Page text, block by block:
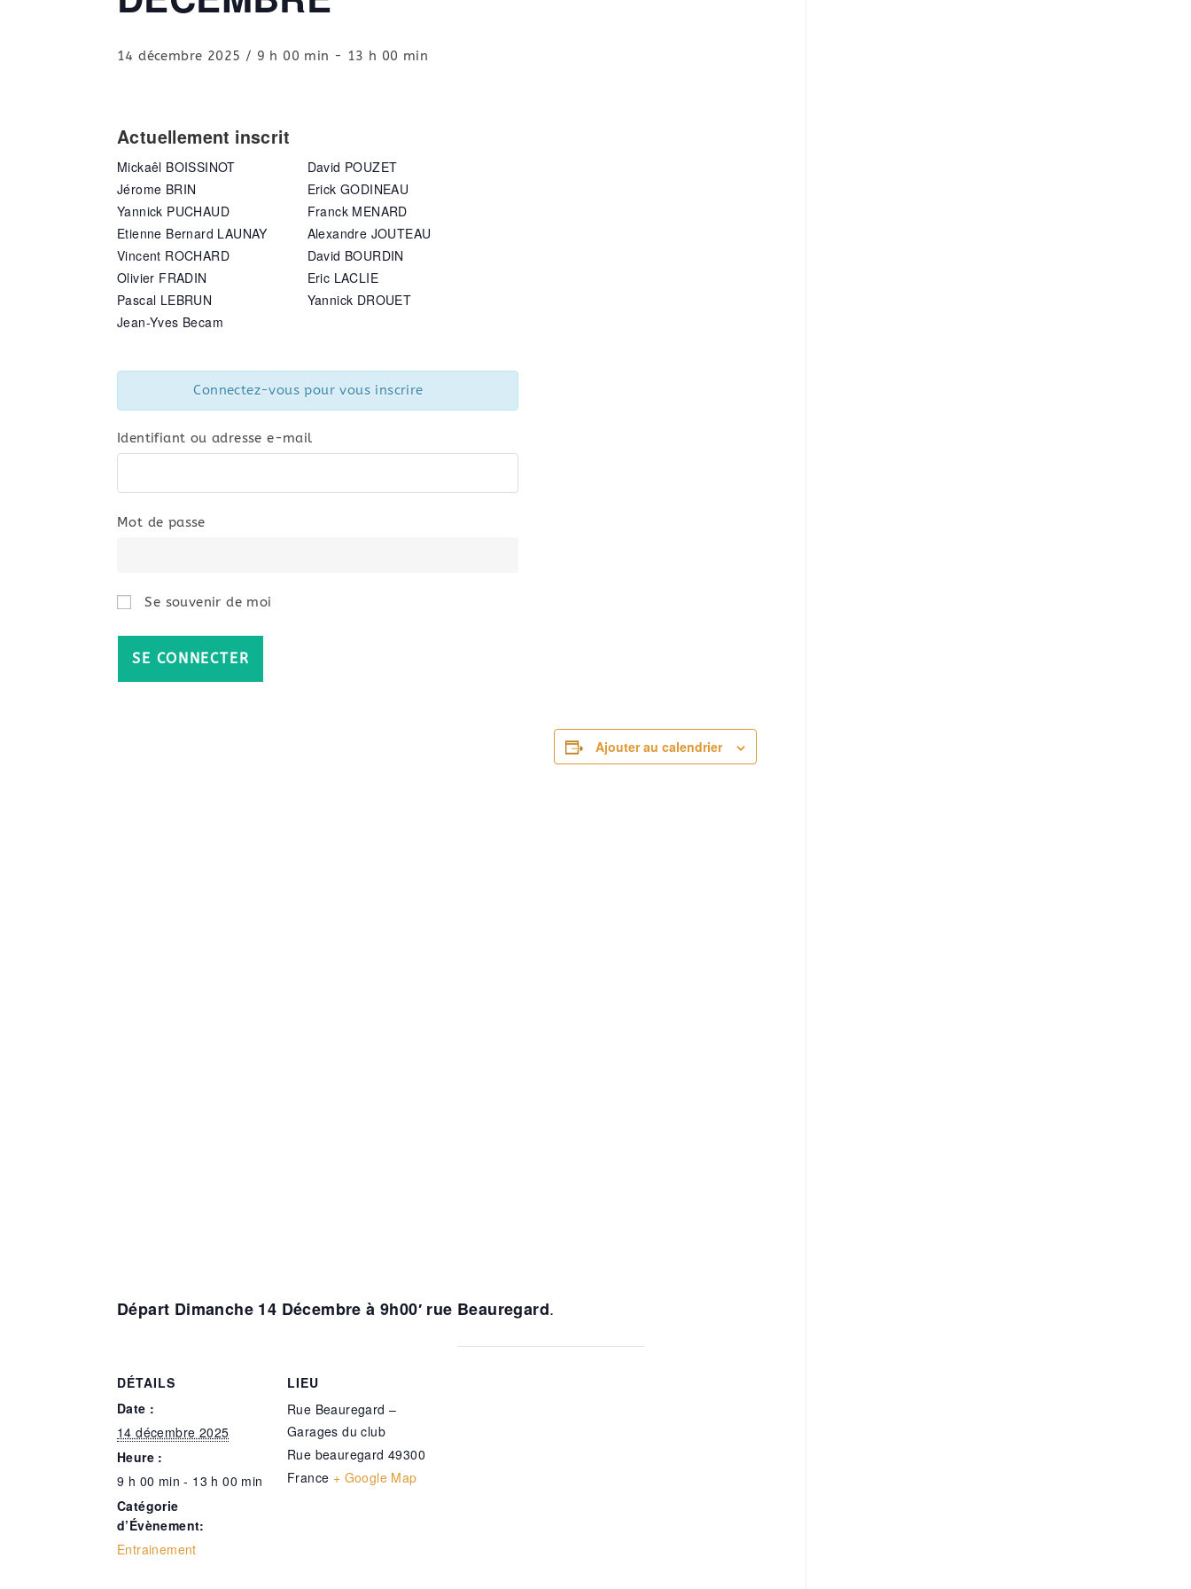
14 décembre 2025 / 9 h 00 min - 13 h 00 min
Actuellement inscrit
Mickaêl BOISSINOT
Jérome BRIN
Yannick PUCHAUD
Etienne Bernard LAUNAY
Vincent ROCHARD
Olivier FRADIN
Pascal LEBRUN
Jean-Yves Becam
David POUZET
Erick GODINEAU
Franck MENARD
Alexandre JOUTEAU
David BOURDIN
Eric LACLIE
Yannick DROUET
Connectez-vous pour vous inscrire
Identifiant ou adresse e-mail
Mot de passe
Se souvenir de moi
Départ Dimanche 14 Décembre à 9h00′ rue Beauregard.
Ajouter au calendrier
DÉTAILS
Date :
14 décembre 2025
Heure :
9 h 00 min - 13 h 00 min
Catégorie
d’Évènement:
Entrainement
LIEU
Rue Beauregard –
Garages du club
Rue beauregard 49300
France + Google Map